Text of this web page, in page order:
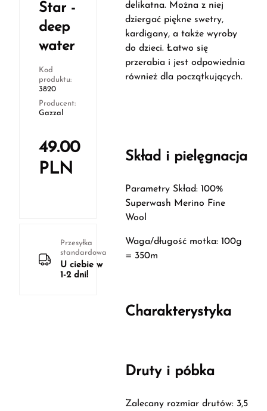
Star -
deep
water
Kod
produktu:
3820
Producent:
Gazzal
49.00
PLN
Przesyłka
standardowa
U ciebie w
1-2 dni!
delikatna. Można z niej
dziergać piękne swetry,
kardigany, a także wyroby
do dzieci. Łatwo się
przerabia i jest odpowiednia
również dla początkujących.
Skład i pielęgnacja
Parametry Skład: 100%
Superwash Merino Fine
Wool
Waga/długość motka: 100g
= 350m
Charakterystyka
Druty i póbka
Zalecany rozmiar drutów: 3,5